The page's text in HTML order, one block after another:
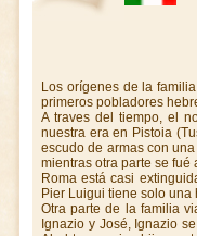
Los orígenes de la
primeros pobladores
A traves del tiempo, el
nuestra era en Pistoia
escudo de armas con
mientras otra parte se
Roma está casi
Pier Luigui tiene solo
Otra parte de la familia
Ignazio y José, Ignazio